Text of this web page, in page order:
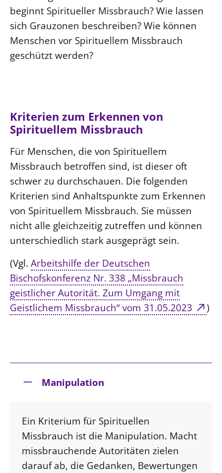
beginnt Spiritueller Missbrauch? Wie lassen
sich Grauzonen beschreiben? Wie können
Menschen vor Spirituellem Missbrauch
geschützt werden?
Kriterien zum Erkennen von
Spirituellem Missbrauch
Für Menschen, die von Spirituellem
Missbrauch betroffen sind, ist dieser oft
schwer zu durchschauen. Die folgenden
Kriterien sind Anhaltspunkte zum Erkennen
von Spirituellem Missbrauch. Sie müssen
nicht alle gleichzeitig zutreffen und können
unterschiedlich stark ausgeprägt sein.
(Vgl. Arbeitshilfe der Deutschen
Bischofskonferenz Nr. 338 „Missbrauch
geistlicher Autorität. Zum Umgang mit
Geistlichem Missbrauch“ vom 31.05.2023
)
Manipulation
Ein Kriterium für Spirituellen
Missbrauch ist die Manipulation. Macht
missbrauchende Autoritäten zielen
darauf ab, die Gedanken, Bewertungen